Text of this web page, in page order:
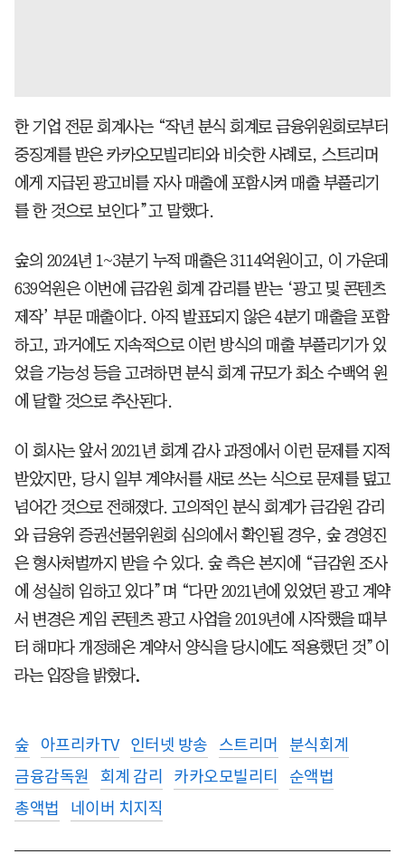
한 기업 전문 회계사는 “작년 분식 회계로 금융위원회로부터
중징계를 받은 카카오모빌리티와 비슷한 사례로, 스트리머
에게 지급된 광고비를 자사 매출에 포함시켜 매출 부풀리기
를 한 것으로 보인다”고 말했다.
숲의 2024년 1~3분기 누적 매출은 3114억원이고, 이 가운데
639억원은 이번에 금감원 회계 감리를 받는 ‘광고 및 콘텐츠
제작’ 부문 매출이다. 아직 발표되지 않은 4분기 매출을 포함
하고, 과거에도 지속적으로 이런 방식의 매출 부풀리기가 있
었을 가능성 등을 고려하면 분식 회계 규모가 최소 수백억 원
에 달할 것으로 추산된다.
이 회사는 앞서 2021년 회계 감사 과정에서 이런 문제를 지적
받았지만, 당시 일부 계약서를 새로 쓰는 식으로 문제를 덮고
넘어간 것으로 전해졌다. 고의적인 분식 회계가 금감원 감리
와 금융위 증권선물위원회 심의에서 확인될 경우, 숲 경영진
은 형사처벌까지 받을 수 있다. 숲 측은 본지에 “금감원 조사
에 성실히 임하고 있다”며 “다만 2021년에 있었던 광고 계약
서 변경은 게임 콘텐츠 광고 사업을 2019년에 시작했을 때부
터 해마다 개정해온 계약서 양식을 당시에도 적용했던 것”이
라는 입장을 밝혔다.
숲 아프리카TV 인터넷 방송 스트리머
분식회계
금융감독원
회계 감리 카카오모빌리티
순액법
총액법
네이버 치지직